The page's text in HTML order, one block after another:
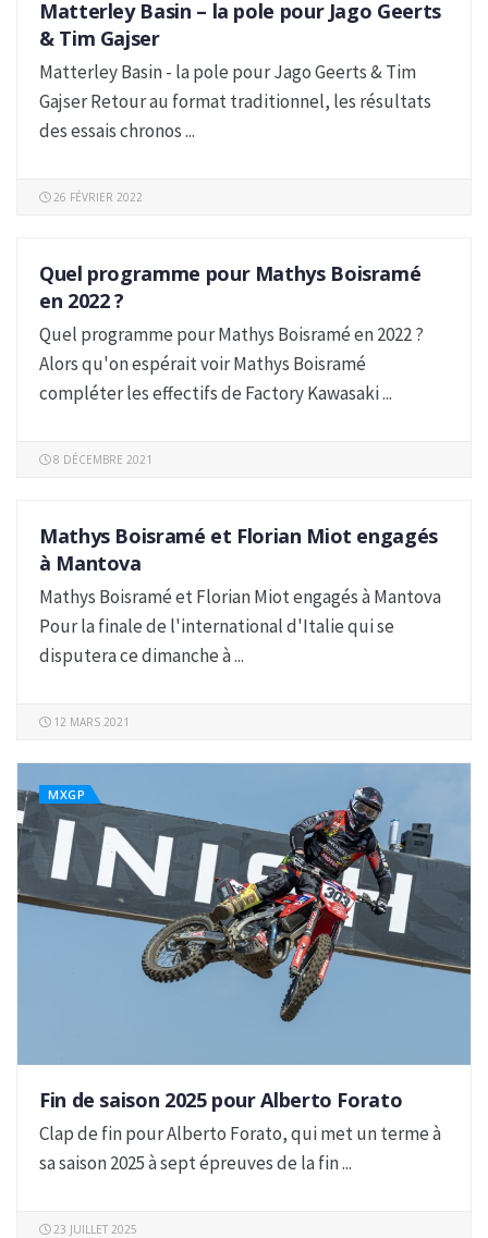
MXGP
Matterley Basin – la pole pour Jago Geerts
& Tim Gajser
Matterley Basin - la pole pour Jago Geerts & Tim
Gajser Retour au format traditionnel, les résultats
des essais chronos ...
26 FÉVRIER 2022
MXGP
Quel programme pour Mathys Boisramé
en 2022 ?
Quel programme pour Mathys Boisramé en 2022 ?
Alors qu'on espérait voir Mathys Boisramé
compléter les effectifs de Factory Kawasaki ...
8 DÉCEMBRE 2021
USA
Mathys Boisramé et Florian Miot engagés
à Mantova
Mathys Boisramé et Florian Miot engagés à Mantova
Pour la finale de l'international d'Italie qui se
disputera ce dimanche à ...
12 MARS 2021
MXGP
Fin de saison 2025 pour Alberto Forato
Clap de fin pour Alberto Forato, qui met un terme à
sa saison 2025 à sept épreuves de la fin ...
23 JUILLET 2025